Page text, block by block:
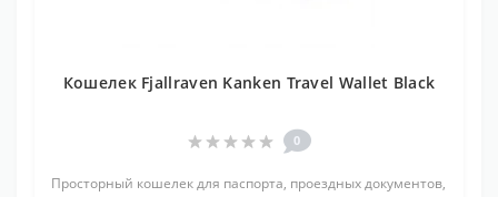
Кошелек Fjallraven Kanken Travel Wallet Black
0
Просторный кошелек для паспорта, проездных документов,